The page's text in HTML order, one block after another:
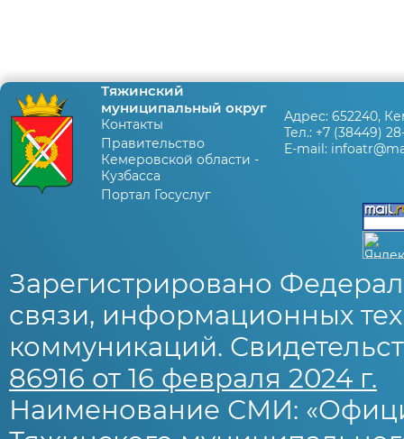
Тяжинский
муниципальный округ
Контакты
Правительство
Кемеровской области -
Кузбасса
Портал Госуслуг
Адрес: 652240,
Тел.: +7 (38449)
E-mail:
Зарегистрировано
связи, информационных
коммуникаций.
86916 от 16 февраля 2024 г.
Наименование СМИ: